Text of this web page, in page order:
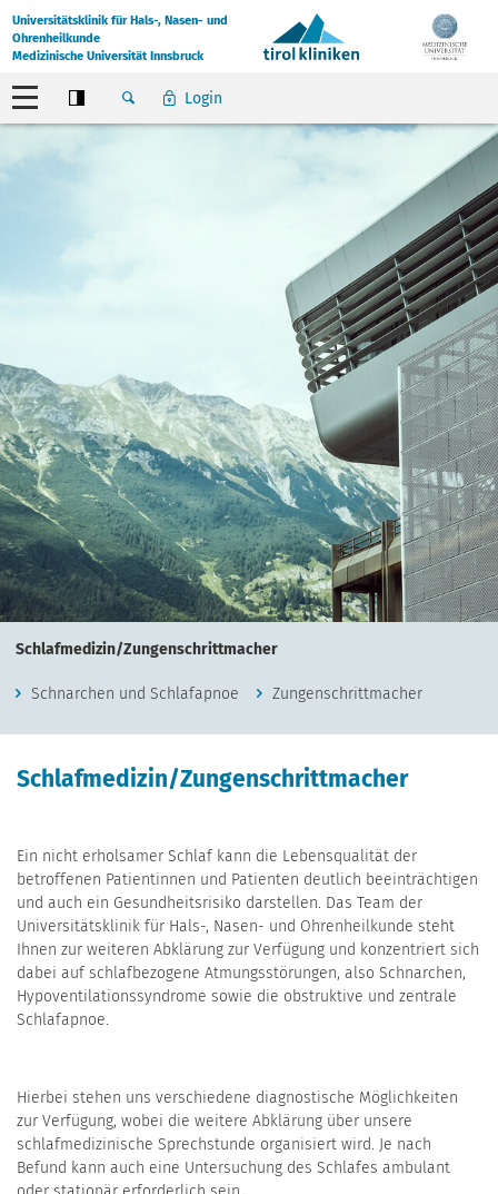
Universitätsklinik für Hals-, Nasen- und
Ohrenheilkunde
Medizinische Universität Innsbruck
Login
Schlafmedizin/Zungenschrittmacher
Schnarchen und Schlafapnoe Zungenschrittmacher
Schlafmedizin/Zungenschrittmacher
Ein nicht erholsamer Schlaf kann die Lebensqualität der
betroffenen Patientinnen und Patienten deutlich beeinträchtigen
und auch ein Gesundheitsrisiko darstellen. Das Team der
Universitätsklinik für Hals-, Nasen- und Ohrenheilkunde steht
Ihnen zur weiteren Abklärung zur Verfügung und konzentriert sich
dabei auf schlafbezogene Atmungsstörungen, also Schnarchen,
Hypoventilationssyndrome sowie die obstruktive und zentrale
Schlafapnoe.
Hierbei stehen uns verschiedene diagnostische Möglichkeiten
zur Verfügung, wobei die weitere Abklärung über unsere
schlafmedizinische Sprechstunde organisiert wird. Je nach
Befund kann auch eine Untersuchung des Schlafes ambulant